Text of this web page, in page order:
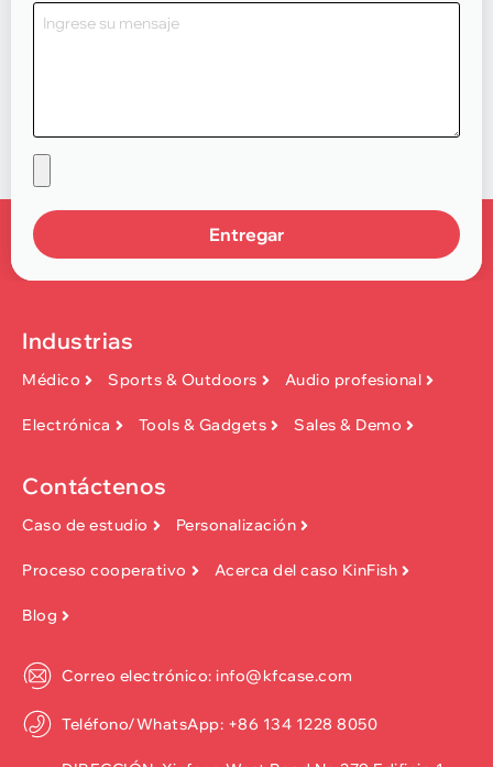
Entregar
Industrias
Médico Sports & Outdoors Audio profesional
Electrónica Tools & Gadgets Sales & Demo
Contáctenos
Caso de estudio Personalización
Proceso cooperativo Acerca del caso KinFish
Blog
Correo electrónico: info@kfcase.com
Teléfono/WhatsApp: +86 134 1228 8050